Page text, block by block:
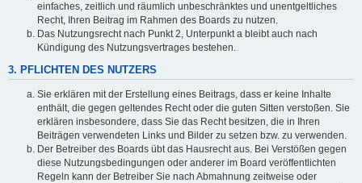
einfaches, zeitlich und räumlich unbeschränktes und unentgeltliches
Recht, Ihren Beitrag im Rahmen des Boards zu nutzen.
Das Nutzungsrecht nach Punkt 2, Unterpunkt a bleibt auch nach
Kündigung des Nutzungsvertrages bestehen.
3. PFLICHTEN DES NUTZERS
Sie erklären mit der Erstellung eines Beitrags, dass er keine Inhalte
enthält, die gegen geltendes Recht oder die guten Sitten verstoßen. Sie
erklären insbesondere, dass Sie das Recht besitzen, die in Ihren
Beiträgen verwendeten Links und Bilder zu setzen bzw. zu verwenden.
Der Betreiber des Boards übt das Hausrecht aus. Bei Verstößen gegen
diese Nutzungsbedingungen oder anderer im Board veröffentlichten
Regeln kann der Betreiber Sie nach Abmahnung zeitweise oder